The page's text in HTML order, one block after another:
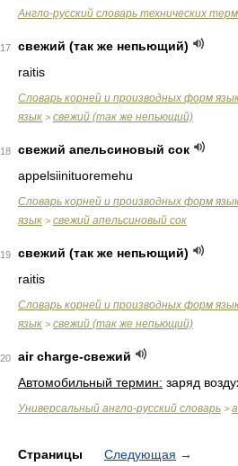
Англо-русский словарь технических
17
свежий (так же непьющий)
raitis
Словарь корней и производных форм
язык > свежий (так же непьющий)
18
свежий апельсиновый сок
appelsiinituoremehu
Словарь корней и производных форм
язык > свежий апельсиновый сок
19
свежий (так же непьющий)
raitis
Словарь корней и производных форм
язык > свежий (так же непьющий)
20
air charge-свежий
Автомобильный термин: заряд
Универсальный англо-русский словарь >
Страницы Следующая →